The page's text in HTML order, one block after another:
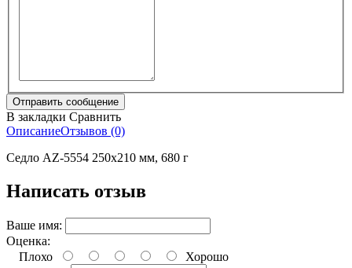
В закладки Сравнить
ОписаниеОтзывов (0)
Седло AZ-5554 250x210 мм, 680 г
Написать отзыв
Ваше имя:
Оценка:
Плохо
Хорошо